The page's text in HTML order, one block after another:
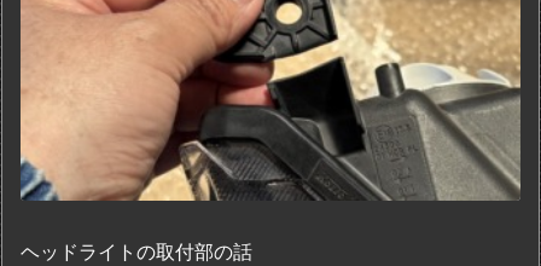
ヘッドライトの取付部の話